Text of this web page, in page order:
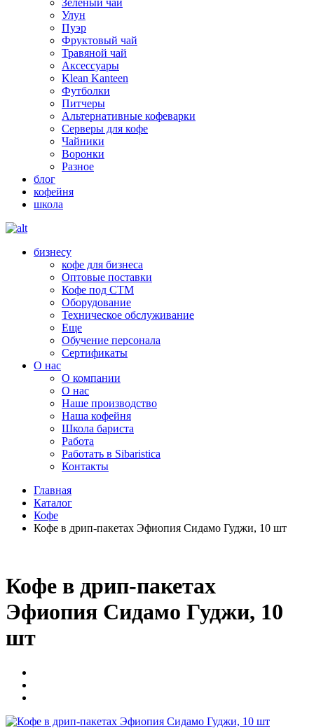
Зелёный чай
Улун
Пуэр
Фруктовый чай
Травяной чай
Аксессуары
Klean Kanteen
Футболки
Питчеры
Альтернативные кофеварки
Серверы для кофе
Чайники
Воронки
Разное
блог
кофейня
школа
бизнесу
кофе для бизнеса
Оптовые поставки
Кофе под СТМ
Оборудование
Техническое обслуживание
Еще
Обучение персонала
Сертификаты
О нас
O компании
О нас
Наше производство
Наша кофейня
Школа бариста
Работа
Работать в Sibaristica
Контакты
Главная
Каталог
Кофе
Кофе в дрип-пакетах Эфиопия Сидамо Гуджи, 10 шт
Кофе в дрип-пакетах
Эфиопия Сидамо Гуджи, 10
шт